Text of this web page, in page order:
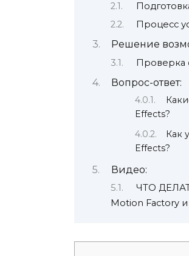
Процесс
Решение
Проверка
Вопрос-ответ:
Effects?
Как
Effects?
Видео:
ЧТО
Motion Factory